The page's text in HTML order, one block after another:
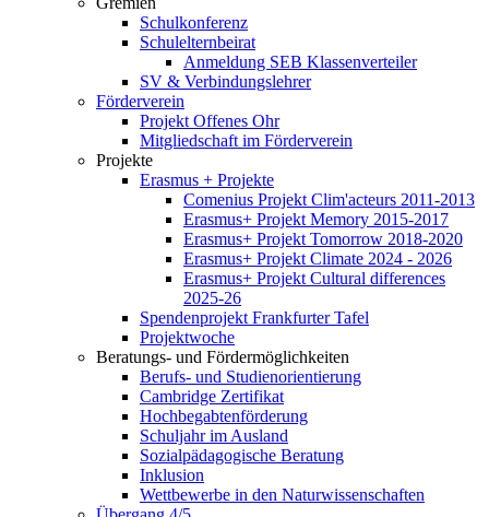
Schulkonferenz
Schulelternbeirat
Anmeldung SEB Klassenverteiler
SV & Verbindungslehrer
Förderverein
Projekt Offenes Ohr
Mitgliedschaft im Förderverein
Projekte
Erasmus + Projekte
Comenius Projekt Clim'acteurs 2011-2013
Erasmus+ Projekt Memory 2015-2017
Erasmus+ Projekt Tomorrow 2018-2020
Erasmus+ Projekt Climate 2024 - 2026
Erasmus+ Projekt Cultural differences
2025-26
Spendenprojekt Frankfurter Tafel
Projektwoche
Beratungs- und Fördermöglichkeiten
Berufs- und Studienorientierung
Cambridge Zertifikat
Hochbegabtenförderung
Schuljahr im Ausland
Sozialpädagogische Beratung
Inklusion
Wettbewerbe in den Naturwissenschaften